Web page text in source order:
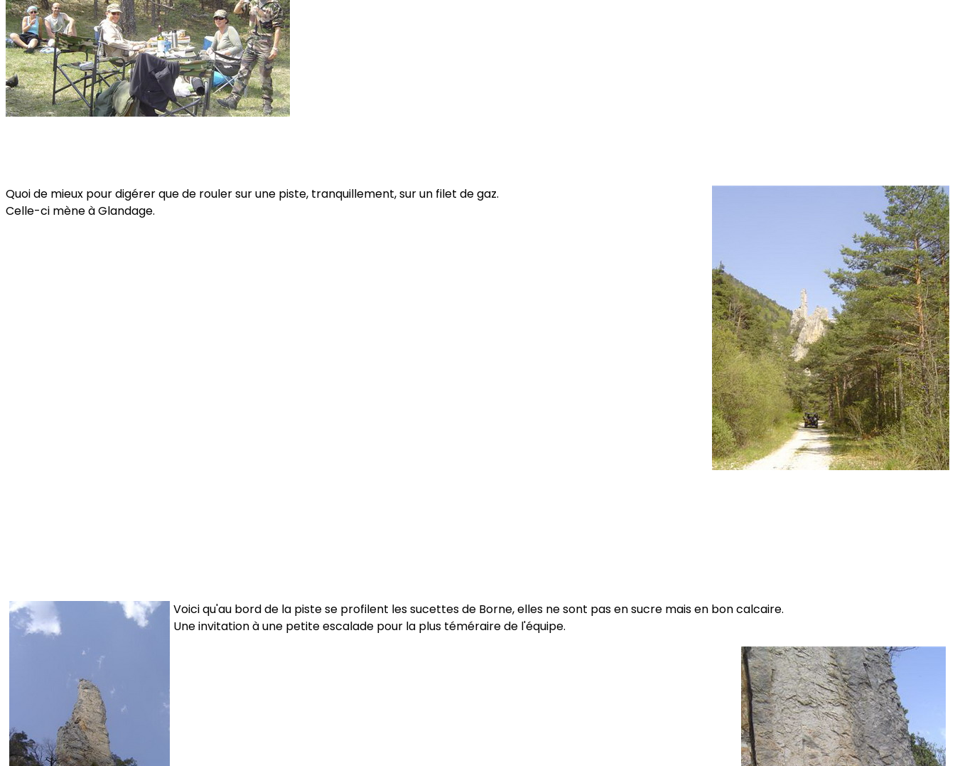
Quoi de mieux pour digérer que de rouler sur une piste, tranquillement, sur un filet de gaz.
Celle-ci mène à Glandage.
Voici qu'au bord de la piste se profilent les sucettes de Borne, elles ne sont pas en sucre mais en bon calcaire.
Une invitation à une petite escalade pour la plus téméraire de l'équipe.